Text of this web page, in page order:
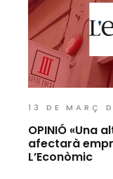
13 DE MARÇ
OPINIÓ «Una
afectarà
L’Econòmic